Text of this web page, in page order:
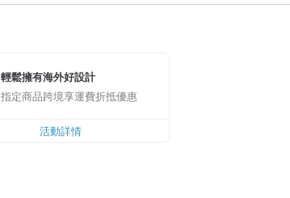
輕鬆擁有海外好設計
指定商品跨境享運費折抵優惠
活動詳情